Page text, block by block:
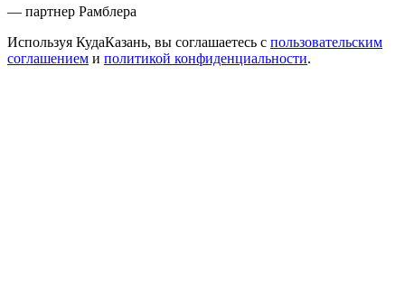
— партнер Рамблера
Используя КудаКазань, вы соглашаетесь с пользовательским
соглашением и политикой конфиденциальности.